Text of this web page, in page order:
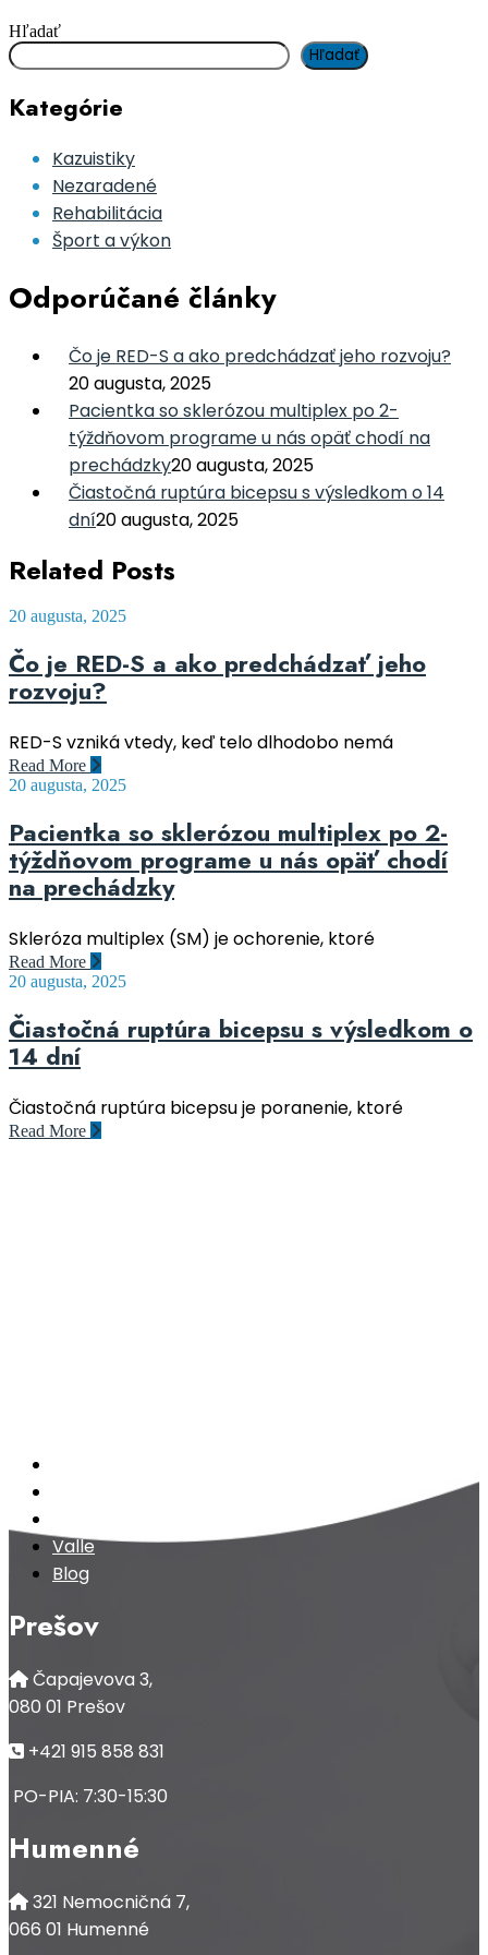
Hľadať
Hľadať
Kategórie
Kazuistiky
Nezaradené
Rehabilitácia
Šport a výkon
Odporúčané články
Čo je RED-S a ako predchádzať jeho rozvoju?
20 augusta, 2025
Pacientka so sklerózou multiplex po 2-
týždňovom programe u nás opäť chodí na
prechádzky20 augusta, 2025
Čiastočná ruptúra bicepsu s výsledkom o 14
dní20 augusta, 2025
Related Posts
20 augusta, 2025
Čo je RED-S a ako predchádzať jeho
rozvoju?
RED-S vzniká vtedy, keď telo dlhodobo nemá
Read More
20 augusta, 2025
Pacientka so sklerózou multiplex po 2-
týždňovom programe u nás opäť chodí
na prechádzky
Skleróza multiplex (SM) je ochorenie, ktoré
Read More
20 augusta, 2025
Čiastočná ruptúra bicepsu s výsledkom o
14 dní
Čiastočná ruptúra bicepsu je poranenie, ktoré
Read More
Valle
Blog
Prešov
Čapajevova 3,
080 01 Prešov
+421 915 858 831
PO-PIA: 7:30-15:30
Humenné
321 Nemocničná 7,
066 01 Humenné